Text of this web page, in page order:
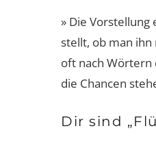
» Die Vorstellung
stellt, ob man ihn
oft nach Wörtern
die Chancen
Dir sind